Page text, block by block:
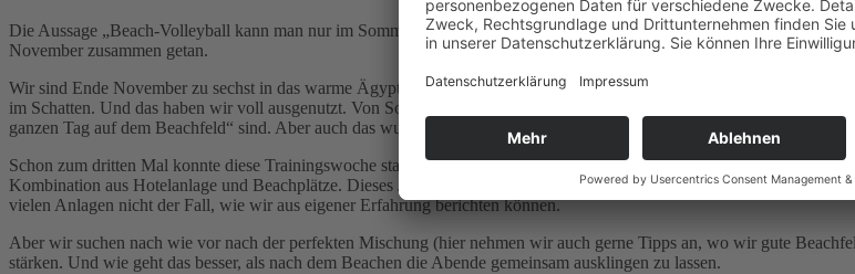
Die Aussage „Beach-Volleyball kann man nur im Sommer spielen“ ist so nicht ganz richtig. Vor allem nicht, wenn
November zusammen getan.
Wir sind Ende November zu sechst in das warme Ägypten geflogen und konnten so noch einmal die Sonne genießen.
im Schatten. Und das haben wir voll ausgenutzt. Von Sonnenaufgang bis Sonnenuntergang haben wir den Beachplatz
ganzen Tag auf dem Beachfeld“ sind. Aber auch das wunderschöne Korallenriff konnten wir beim Schnorcheln
Schon zum dritten Mal konnte diese Trainingswoche stattfinden – letztes Jahr haben wir selbstverständlich pausiert.
Kombination aus Hotelanlage und Beachplätze. Dieses Jahr konnte das Hotel sogar mit 3 Plätzen aufwarten, die mit
vielen Anlagen nicht der Fall, wie wir aus eigener Erfahrung berichten können.
Aber wir suchen nach wie vor nach der perfekten Mischung (hier nehmen wir auch gerne Tipps an, wo wir gute
stärken. Und wie geht das besser, als nach dem Beachen die Abende gemeinsam ausklingen zu lassen.